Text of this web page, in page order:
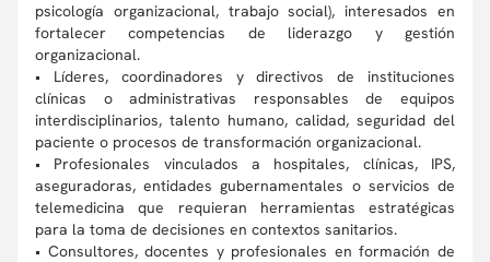
psicología organizacional, trabajo social), interesados en
fortalecer competencias de liderazgo y gestión
organizacional.
• Líderes, coordinadores y directivos de instituciones
clínicas o administrativas responsables de equipos
interdisciplinarios, talento humano, calidad, seguridad del
paciente o procesos de transformación organizacional.
• Profesionales vinculados a hospitales, clínicas, IPS,
aseguradoras, entidades gubernamentales o servicios de
telemedicina que requieran herramientas estratégicas
para la toma de decisiones en contextos sanitarios.
• Consultores, docentes y profesionales en formación de